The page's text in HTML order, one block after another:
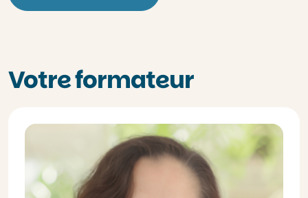
Votre formateur